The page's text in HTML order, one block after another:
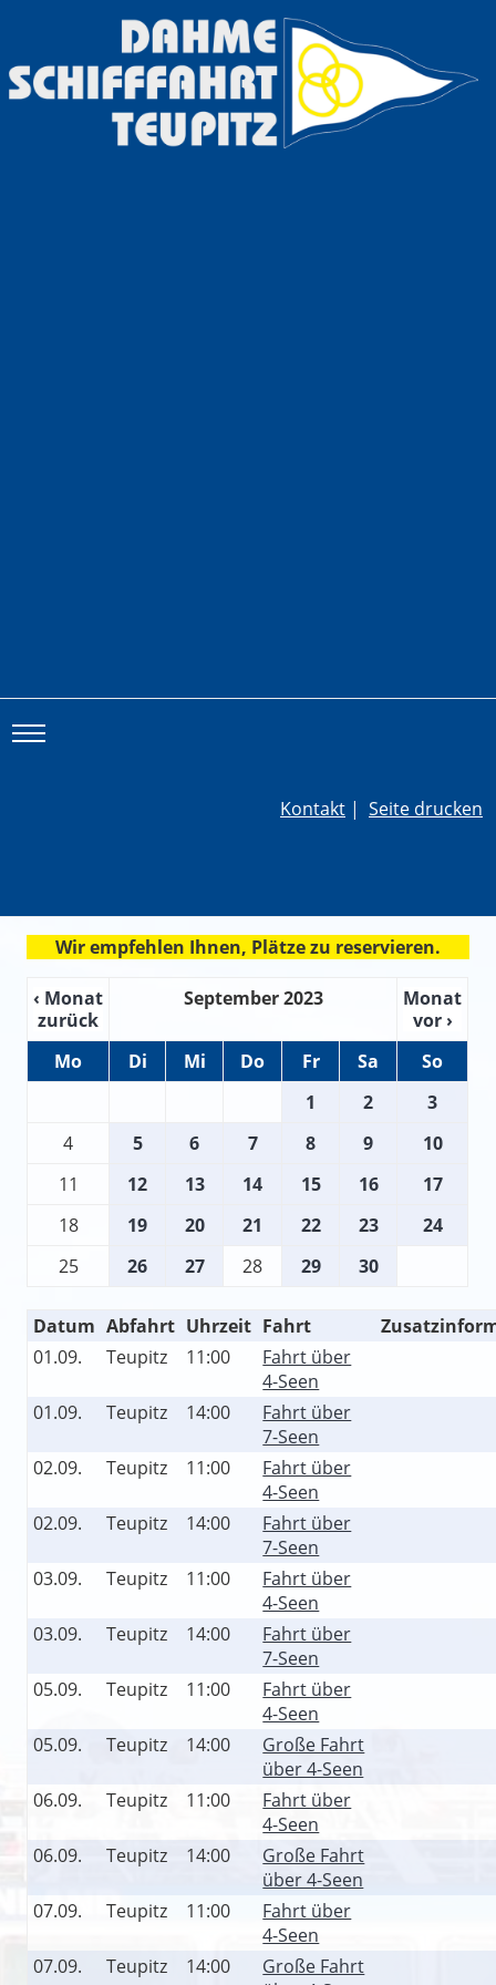
Kontakt | Seite drucken
Wir empfehlen Ihnen, Plätze zu reservieren.
‹ Monat
zurück
September 2023
Monat
vor ›
Mo
Di Mi Do Fr Sa
So
1
2
3
4
5 6 7 8 9
10
11
12 13 14 15 16
17
18
19 20 21 22 23
24
25
26 27 28 29 30
Datum Abfahrt Uhrzeit Fahrt
01.09.
Teupitz 11:00
Fahrt über
4-Seen
01.09.
Teupitz 14:00
Fahrt über
7-Seen
02.09.
Teupitz 11:00
Fahrt über
4-Seen
02.09.
Teupitz 14:00
Fahrt über
7-Seen
03.09.
Teupitz 11:00
Fahrt über
4-Seen
03.09.
Teupitz 14:00
Fahrt über
7-Seen
05.09.
Teupitz 11:00
Fahrt über
4-Seen
05.09.
Teupitz 14:00
Große Fahrt
über 4-Seen
06.09.
Teupitz 11:00
Fahrt über
4-Seen
06.09.
Teupitz 14:00
Große Fahrt
über 4-Seen
07.09.
Teupitz 11:00
Fahrt über
4-Seen
07.09.
Teupitz 14:00
Große Fahrt